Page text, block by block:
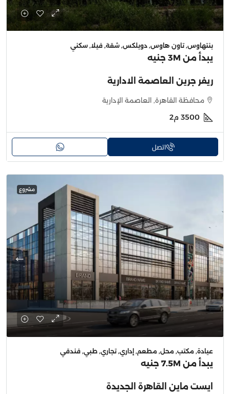
بنتهاوس, تاون هاوس, دوبلكس, شقة, فيلا, سكني
يبدأ من 3M جنيه
ريفر جرين العاصمة الادارية
محافظة القاهرة, العاصمة الإدارية
3500 م2
اتصل
مشروع
عيادة, مكتب, محل, مطعم, إداري, تجاري, طبي, فندقي
يبدأ من 7.5M جنيه
ايست ماين القاهرة الجديدة